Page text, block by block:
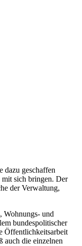
dazu geschaffen
mit sich bringen. Der
der Verwaltung,
Wohnungs- und
bundespolitischer
Öffentlichkeitsarbeit
auch die einzelnen